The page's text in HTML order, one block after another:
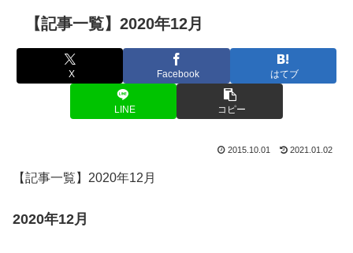
【記事一覧】2020年12月
X Facebook はてブ
LINE コピー
2015.10.01 2021.01.02
【記事一覧】2020年12月
2020年12月